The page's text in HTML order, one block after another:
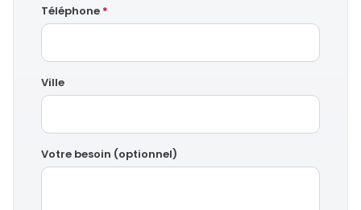
Téléphone *
Ville
Votre besoin (optionnel)